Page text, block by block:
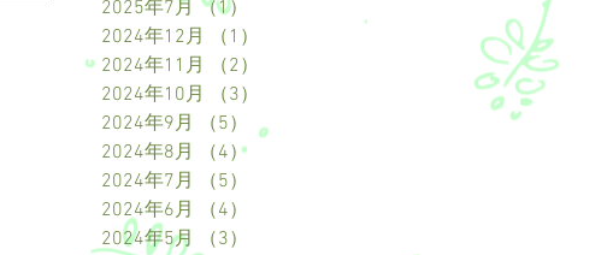
2025年7月 （1）
2024年12月
（1）
2024年11月
（2）
2024年10月
（3）
2024年9月
（5）
5件の記事
2024年8月
（4）
2024年7月
（5）
2024年6月
（4）
2024年5月
（3）